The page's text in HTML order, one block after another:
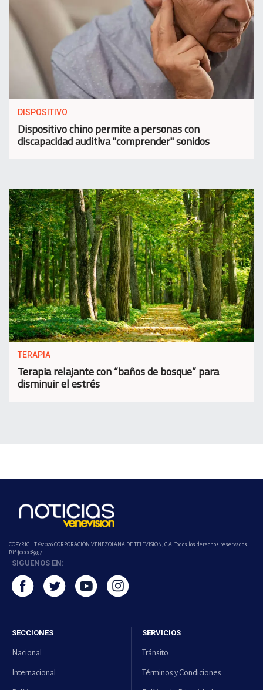
DISPOSITIVO
Dispositivo chino permite a personas con
discapacidad auditiva "comprender" sonidos
TERAPIA
Terapia relajante con “baños de bosque” para
disminuir el estrés
COPYRIGHT ©2026 CORPORACIÓN VENEZOLANA DE TELEVISION, C.A. Todos los derechos reservados.
Rif-j000089337
SIGUENOS EN:
SECCIONES
Nacional
Internacional
SERVICIOS
Tránsito
Términos y Condiciones